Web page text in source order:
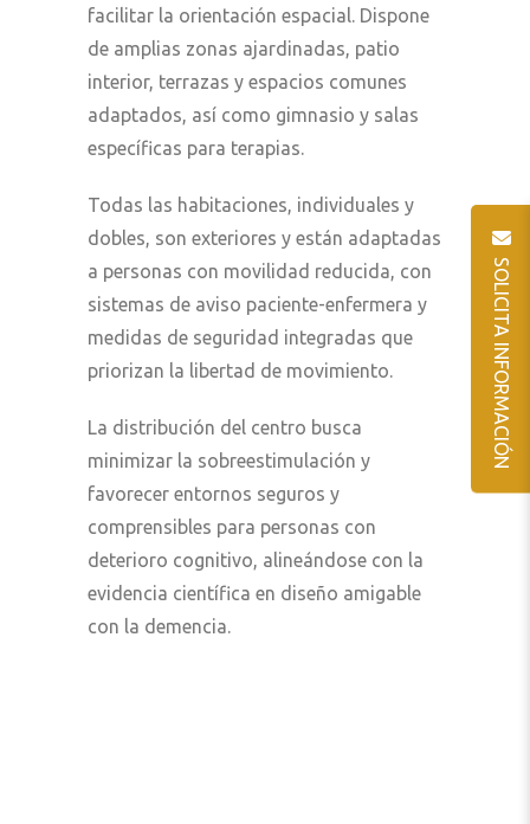
facilitar la orientación espacial. Dispone
de amplias zonas ajardinadas, patio
interior, terrazas y espacios comunes
adaptados, así como gimnasio y salas
específicas para terapias.
Todas las habitaciones, individuales y
dobles, son exteriores y están adaptadas
a personas con movilidad reducida, con
sistemas de aviso paciente-enfermera y
medidas de seguridad integradas que
priorizan la libertad de movimiento.
La distribución del centro busca
minimizar la sobreestimulación y
favorecer entornos seguros y
comprensibles para personas con
deterioro cognitivo, alineándose con la
evidencia científica en diseño amigable
con la demencia.
SOLICITA INFORMACIÓN